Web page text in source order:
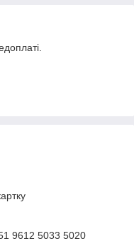
9612 5033 5020